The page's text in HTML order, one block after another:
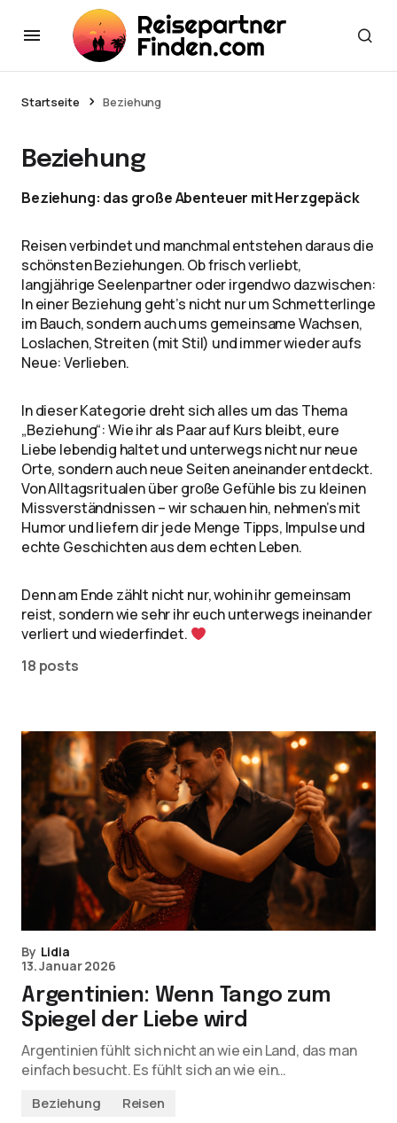
Startseite Beziehung
Beziehung
Beziehung: das große Abenteuer mit Herzgepäck
Reisen verbindet und manchmal entstehen daraus die
schönsten Beziehungen. Ob frisch verliebt,
langjährige Seelenpartner oder irgendwo dazwischen:
In einer Beziehung geht’s nicht nur um Schmetterlinge
im Bauch, sondern auch ums gemeinsame Wachsen,
Loslachen, Streiten (mit Stil) und immer wieder aufs
Neue: Verlieben.
In dieser Kategorie dreht sich alles um das Thema
„Beziehung“: Wie ihr als Paar auf Kurs bleibt, eure
Liebe lebendig haltet und unterwegs nicht nur neue
Orte, sondern auch neue Seiten aneinander entdeckt.
Von Alltagsritualen über große Gefühle bis zu kleinen
Missverständnissen – wir schauen hin, nehmen’s mit
Humor und liefern dir jede Menge Tipps, Impulse und
echte Geschichten aus dem echten Leben.
Denn am Ende zählt nicht nur, wohin ihr gemeinsam
reist, sondern wie sehr ihr euch unterwegs ineinander
verliert und wiederfindet.
18 posts
By Lidia
13. Januar 2026
Argentinien: Wenn Tango zum
Spiegel der Liebe wird
Argentinien fühlt sich nicht an wie ein Land, das man
einfach besucht. Es fühlt sich an wie ein…
Beziehung Reisen